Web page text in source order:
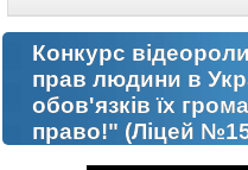
Конкурс
прав людини в
обов'язків їх
право!" (Ліцей